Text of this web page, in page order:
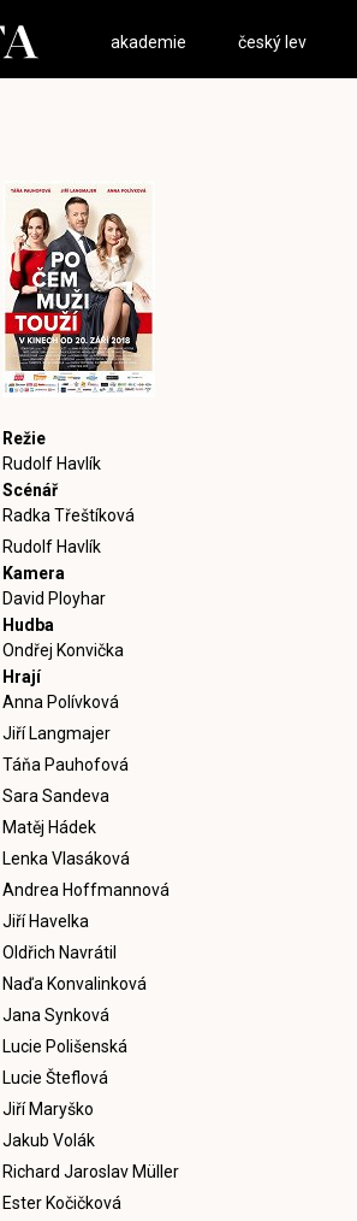
akademie český lev
Režie
Rudolf Havlík
Scénář
Radka Třeštíková
Rudolf Havlík
Kamera
David Ployhar
Hudba
Ondřej Konvička
Hrají
Anna Polívková
Jiří Langmajer
Táňa Pauhofová
Sara Sandeva
Matěj Hádek
Lenka Vlasáková
Andrea Hoffmannová
Jiří Havelka
Oldřich Navrátil
Naďa Konvalinková
Jana Synková
Lucie Polišenská
Lucie Šteflová
Jiří Maryško
Jakub Volák
Richard Jaroslav Müller
Ester Kočičková